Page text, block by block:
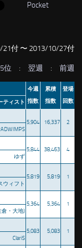
Pocket
付 〜 2013/10/27付
位 : 翌週 : 前週
今週
指数
累積
指数
登場
回数
ティスト
5,904
16,337
2
5,844
38,463
4
ゆず
5,819
5,819
1
ウィフト
5,364
5,364
1
・大地)
5,083
5,083
1
ClariS